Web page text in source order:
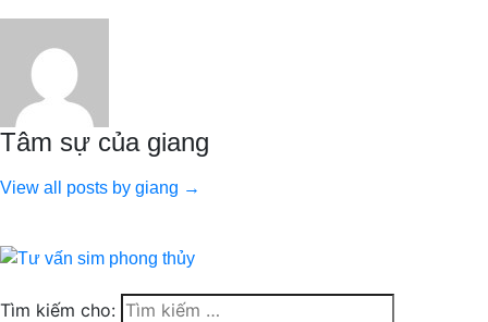
Tâm sự của giang
View all posts by giang →
Tìm kiếm cho: